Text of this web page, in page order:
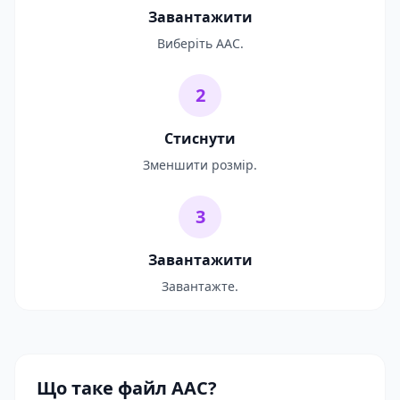
Завантажити
Виберіть AAC.
2
Стиснути
Зменшити розмір.
3
Завантажити
Завантажте.
Що таке файл AAC?